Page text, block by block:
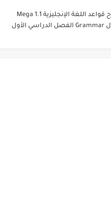
أول ثانوي | شرح قواعد اللغة الإنجليزية 1.1 Mega